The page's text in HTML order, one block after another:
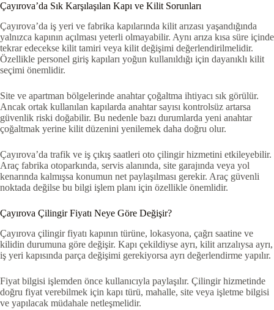
Çayırova’da Sık Karşılaşılan Kapı ve Kilit Sorunları
Çayırova’da iş yeri ve fabrika kapılarında kilit arızası yaşandığında
yalnızca kapının açılması yeterli olmayabilir. Aynı arıza kısa süre içinde
tekrar edecekse kilit tamiri veya kilit değişimi değerlendirilmelidir.
Özellikle personel giriş kapıları yoğun kullanıldığı için dayanıklı kilit
seçimi önemlidir.
Site ve apartman bölgelerinde anahtar çoğaltma ihtiyacı sık görülür.
Ancak ortak kullanılan kapılarda anahtar sayısı kontrolsüz artarsa
güvenlik riski doğabilir. Bu nedenle bazı durumlarda yeni anahtar
çoğaltmak yerine kilit düzenini yenilemek daha doğru olur.
Çayırova’da trafik ve iş çıkış saatleri oto çilingir hizmetini etkileyebilir.
Araç fabrika otoparkında, servis alanında, site garajında veya yol
kenarında kalmışsa konumun net paylaşılması gerekir. Araç güvenli
noktada değilse bu bilgi işlem planı için özellikle önemlidir.
Çayırova Çilingir Fiyatı Neye Göre Değişir?
Çayırova çilingir fiyatı kapının türüne, lokasyona, çağrı saatine ve
kilidin durumuna göre değişir. Kapı çekildiyse ayrı, kilit arızalıysa ayrı,
iş yeri kapısında parça değişimi gerekiyorsa ayrı değerlendirme yapılır.
Fiyat bilgisi işlemden önce kullanıcıyla paylaşılır. Çilingir hizmetinde
doğru fiyat verebilmek için kapı türü, mahalle, site veya işletme bilgisi
ve yapılacak müdahale netleşmelidir.